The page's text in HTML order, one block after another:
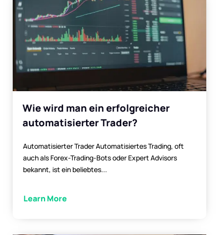
Wie wird man ein erfolgreicher
automatisierter Trader?
Automatisierter Trader Automatisiertes Trading, oft
auch als Forex-Trading-Bots oder Expert Advisors
bekannt, ist ein beliebtes...
Learn More